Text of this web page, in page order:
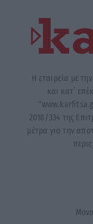
Η εταιρεία με
και κατ’
2018/334 της
μέτρα για την